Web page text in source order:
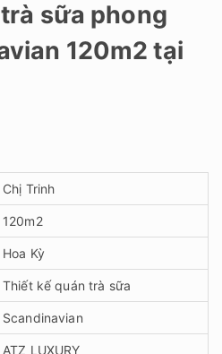
sữa phong
120m2 tại
Chị Trinh
120m2
Hoa Kỳ
Thiết kế quán trà sữa
Scandinavian
ATZ LUXURY